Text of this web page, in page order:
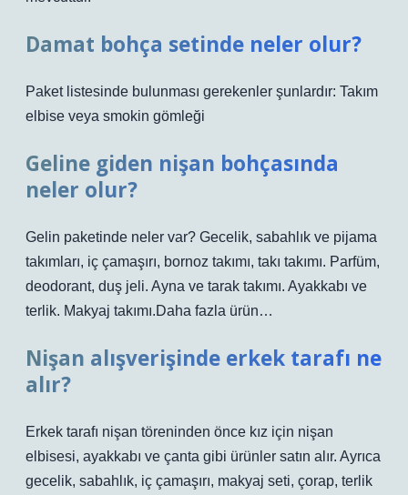
Damat bohça setinde neler olur?
Paket listesinde bulunması gerekenler şunlardır: Takım
elbise veya smokin gömleği
Geline giden nişan bohçasında
neler olur?
Gelin paketinde neler var? Gecelik, sabahlık ve pijama
takımları, iç çamaşırı, bornoz takımı, takı takımı. Parfüm,
deodorant, duş jeli. Ayna ve tarak takımı. Ayakkabı ve
terlik. Makyaj takımı.Daha fazla ürün…
Nişan alışverişinde erkek tarafı ne
alır?
Erkek tarafı nişan töreninden önce kız için nişan
elbisesi, ayakkabı ve çanta gibi ürünler satın alır. Ayrıca
gecelik, sabahlık, iç çamaşırı, makyaj seti, çorap, terlik